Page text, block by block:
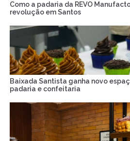
Como a padaria da REVO
revolução em Santos
Baixada Santista ganha novo
padaria e confeitaria